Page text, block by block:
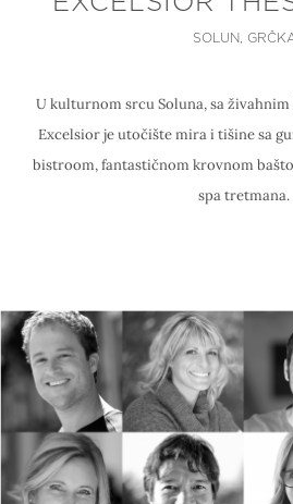
SOLUN,
U kulturnom srcu Soluna, sa
Excelsior je utočište mira i tišine sa
bistroom, fantastičnom krovnom
spa tretmana.